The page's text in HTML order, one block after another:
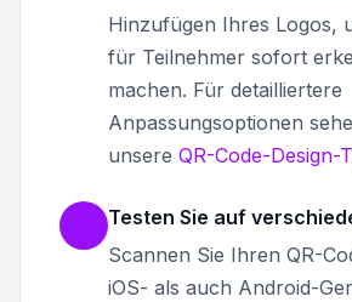
Hinzufügen Ihres Logos,
für Teilnehmer sofort
machen. Für detailliertere
Anpassungsoptionen
unsere QR-Code-Design-
Testen Sie auf
Scannen Sie Ihren QR-
iOS- als auch Android-